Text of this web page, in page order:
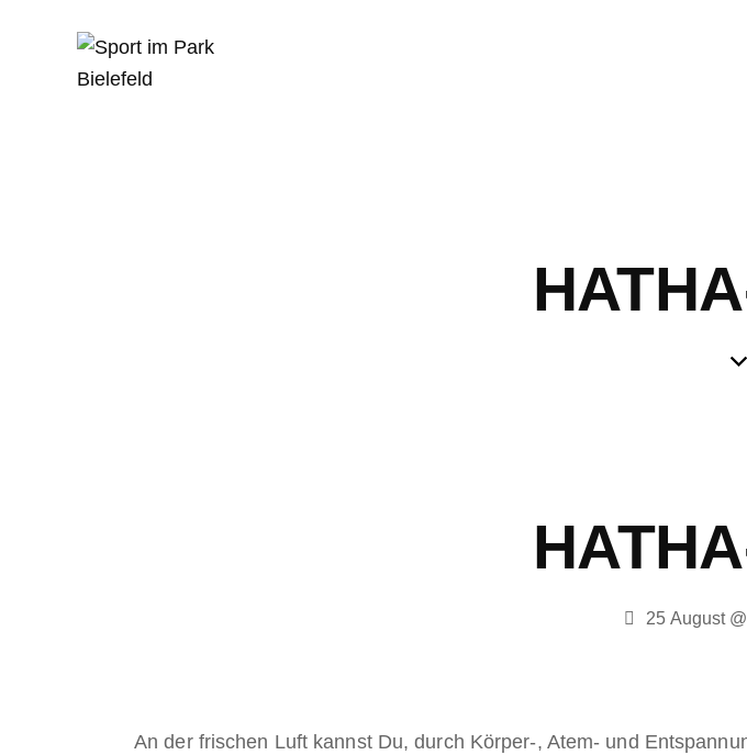
25 August
An der frischen Luft kannst Du, durch Körper-, Atem- und